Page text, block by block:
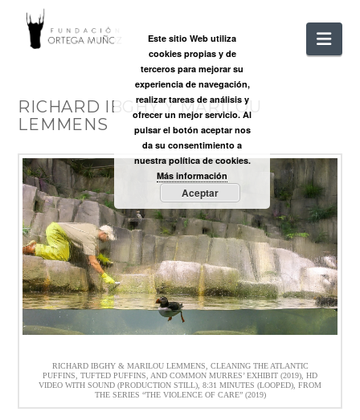
ORTEGA
MUÑOZ
RICHARD IBGHY Y MARILOU
LEMMENS
RICHARD IBGHY & MARILOU LEMMENS, CLEANING THE ATLANTIC
PUFFINS, TUFTED PUFFINS, AND COMMON MURRES’ EXHIBIT (2019), HD
VIDEO WITH SOUND (PRODUCTION STILL), 8:31 MINUTES (LOOPED), FROM
THE SERIES “THE VIOLENCE OF CARE” (2019)
Este sitio Web utiliza
cookies propias y de
terceros para mejorar su
experiencia de navegación,
realizar tareas de análisis y
ofrecer un mejor servicio. Al
pulsar el botón aceptar nos
da su consentimiento a
nuestra política de cookies.
Más información
Aceptar